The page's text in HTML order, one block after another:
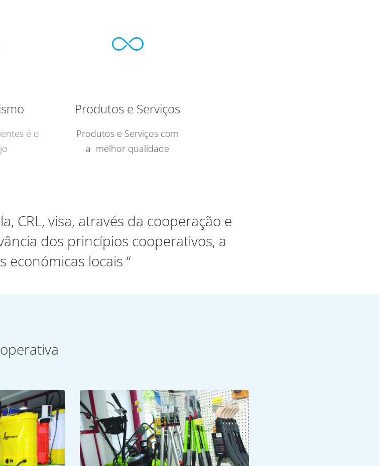
é o
Produtos e Serviços
Produtos e Serviços com
a melhor qualidade
CRL, visa, através da cooperação e
dos princípios cooperativos, a
económicas locais “